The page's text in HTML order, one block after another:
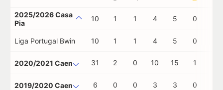
2025/2026 Casa
Pia
10 1 1 4 5 0
Liga Portugal Bwin 10 1 1 4 5 0
2020/2021 Caen 31 2 0 10 15 1
2019/2020 Caen 6 0 0 3 3 0